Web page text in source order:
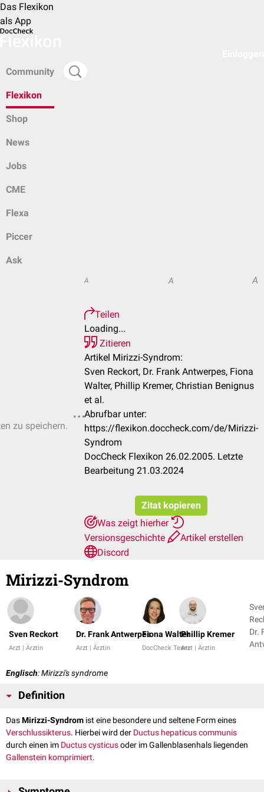
Das Flexikon
als App
Community
Flexikon
Shop
News
Jobs
CME
Flexa
Piccer
Ask
zu speichern.
A A A
Teilen
Loading...
Zitieren
Artikel Mirizzi-Syndrom:
Sven Reckort, Dr. Frank Antwerpes, Fiona
Walter, Phillip Kremer, Christian Benignus
et al.
Abrufbar unter:
https://flexikon.doccheck.com/de/Mirizzi-
Syndrom
DocCheck Flexikon 26.02.2005. Letzte
Bearbeitung 21.03.2024
Zitat kopieren
Was zeigt hierher
Versionsgeschichte
Artikel erstellen
Discord
Mirizzi-Syndrom
Sven Reckort
Arzt | Ärztin
Dr. Frank Antwerpes
Arzt | Ärztin
Fiona Walter
DocCheck Team
Phillip Kremer
Arzt | Ärztin
Dr.
Englisch: Mirizzi's syndrome
Definition
DasMirizzi-Syndrom ist eine besondere und seltene Form eines
Verschlussikterus. Hierbei wird der Ductus hepaticus communis
durch einen im Ductus cysticusoder im Gallenblasenhals liegenden
Gallenstein komprimiert.